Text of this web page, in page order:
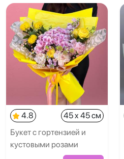
4.8
45 x 45 см
Букет с гортензией и
кустовыми розами